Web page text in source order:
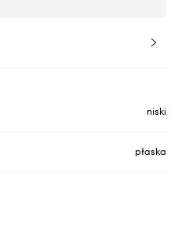
niski
płaska